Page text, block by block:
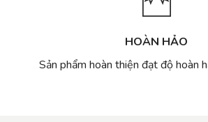
HOÀN HẢO
Sản phẩm hoàn thiện đạt độ hoàn